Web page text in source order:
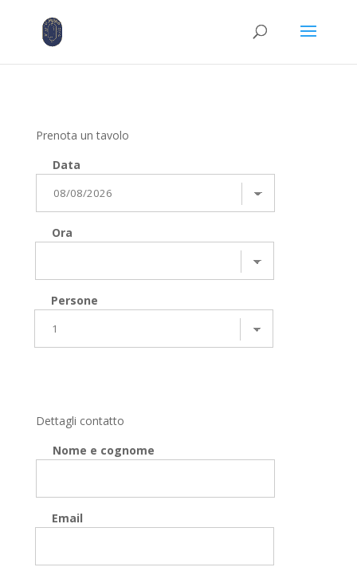
Prenota un tavolo
Data
Ora
Persone
Dettagli contatto
Nome e cognome
Email